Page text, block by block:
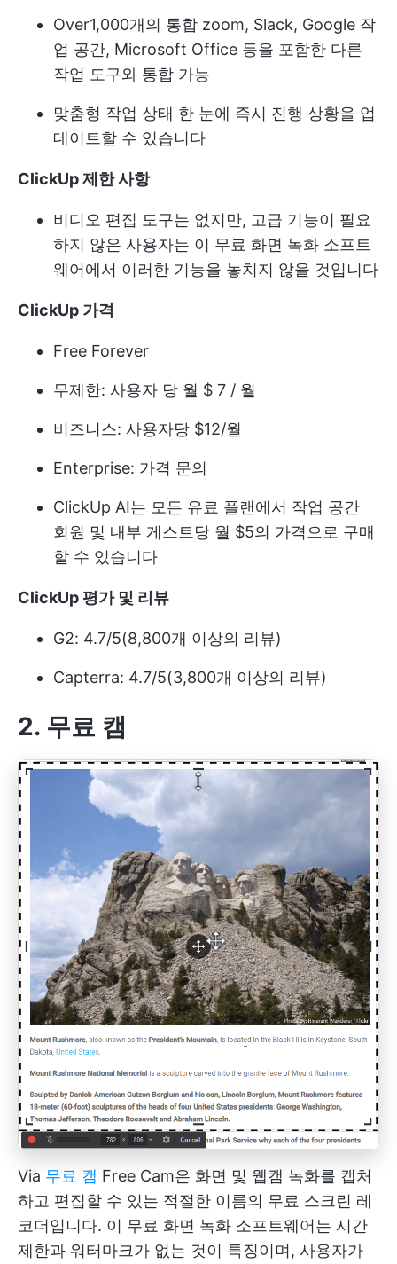
Over1,000개의 통합 zoom, Slack, Google 작
업 공간, Microsoft Office 등을 포함한 다른
작업 도구와 통합 가능
맞춤형 작업 상태 한 눈에 즉시 진행 상황을 업
데이트할 수 있습니다
ClickUp 제한 사항
비디오 편집 도구는 없지만, 고급 기능이 필요
하지 않은 사용자는 이 무료 화면 녹화 소프트
웨어에서 이러한 기능을 놓치지 않을 것입니다
ClickUp 가격
Free Forever
무제한: 사용자 당 월 $ 7 / 월
비즈니스: 사용자당 $12/월
Enterprise: 가격 문의
ClickUp AI는 모든 유료 플랜에서 작업 공간
회원 및 내부 게스트당 월 $5의 가격으로 구매
할 수 있습니다
ClickUp 평가 및 리뷰
G2: 4.7/5(8,800개 이상의 리뷰)
Capterra: 4.7/5(3,800개 이상의 리뷰)
2. 무료 캠
Via 무료 캠 Free Cam은 화면 및 웹캠 녹화를 캡처
하고 편집할 수 있는 적절한 이름의 무료 스크린 레
코더입니다. 이 무료 화면 녹화 소프트웨어는 시간
제한과 워터마크가 없는 것이 특징이며, 사용자가